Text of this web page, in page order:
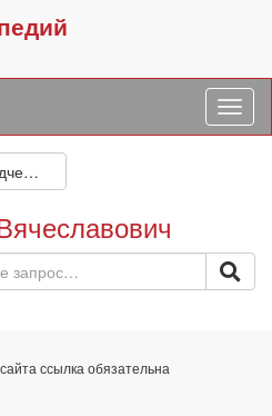
Дядченко Игорь Вячеславович
ссылка обязательна